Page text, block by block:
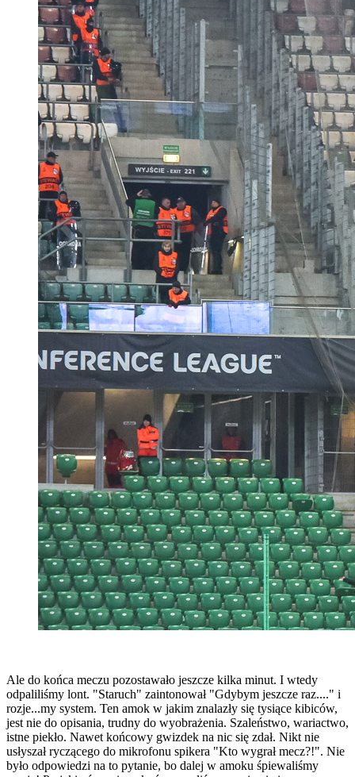
Ale do końca meczu pozostawało jeszcze kilka minut. I wtedy
odpaliliśmy lont. "Staruch" zaintonował "Gdybym jeszcze raz...." i
rozje...my system. Ten amok w jakim znalazły się tysiące kibiców,
jest nie do opisania, trudny do wyobrażenia. Szaleństwo, wariactwo,
istne piekło. Nawet końcowy gwizdek na nic się zdał. Nikt nie
usłyszał ryczącego do mikrofonu spikera "Kto wygrał mecz?!". Nie
było odpowiedzi na to pytanie, bo dalej w amoku śpiewaliśmy